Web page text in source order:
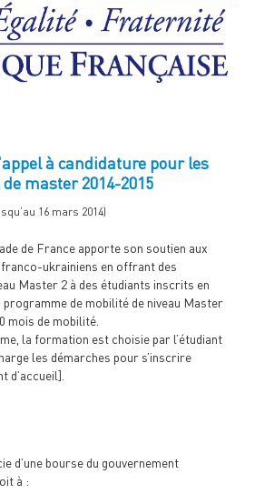
à candidature pour les
master 2014-2015
16 mars 2014)
de France apporte son soutien aux
ukrainiens en offrant des
Master 2 à des étudiants inscrits en
programme de mobilité de niveau Master
mois de mobilité.
la formation est choisie par l’étudiant
les démarches pour s’inscrire
d’accueil].
d’une bourse du gouvernement
à :